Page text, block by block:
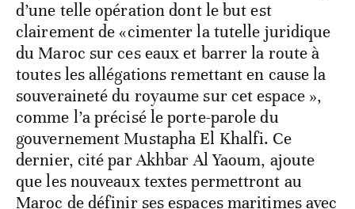
d’une telle opération dont le but est
clairement de «cimenter la tutelle juridique
du Maroc sur ces eaux et barrer la route à
toutes les allégations remettant en cause la
souveraineté du royaume sur cet espace »,
comme l’a précisé le porte-parole du
gouvernement Mustapha El Khalfi. Ce
dernier, cité par Akhbar Al Yaoum, ajoute
que les nouveaux textes permettront au
Maroc de définir ses espaces maritimes avec